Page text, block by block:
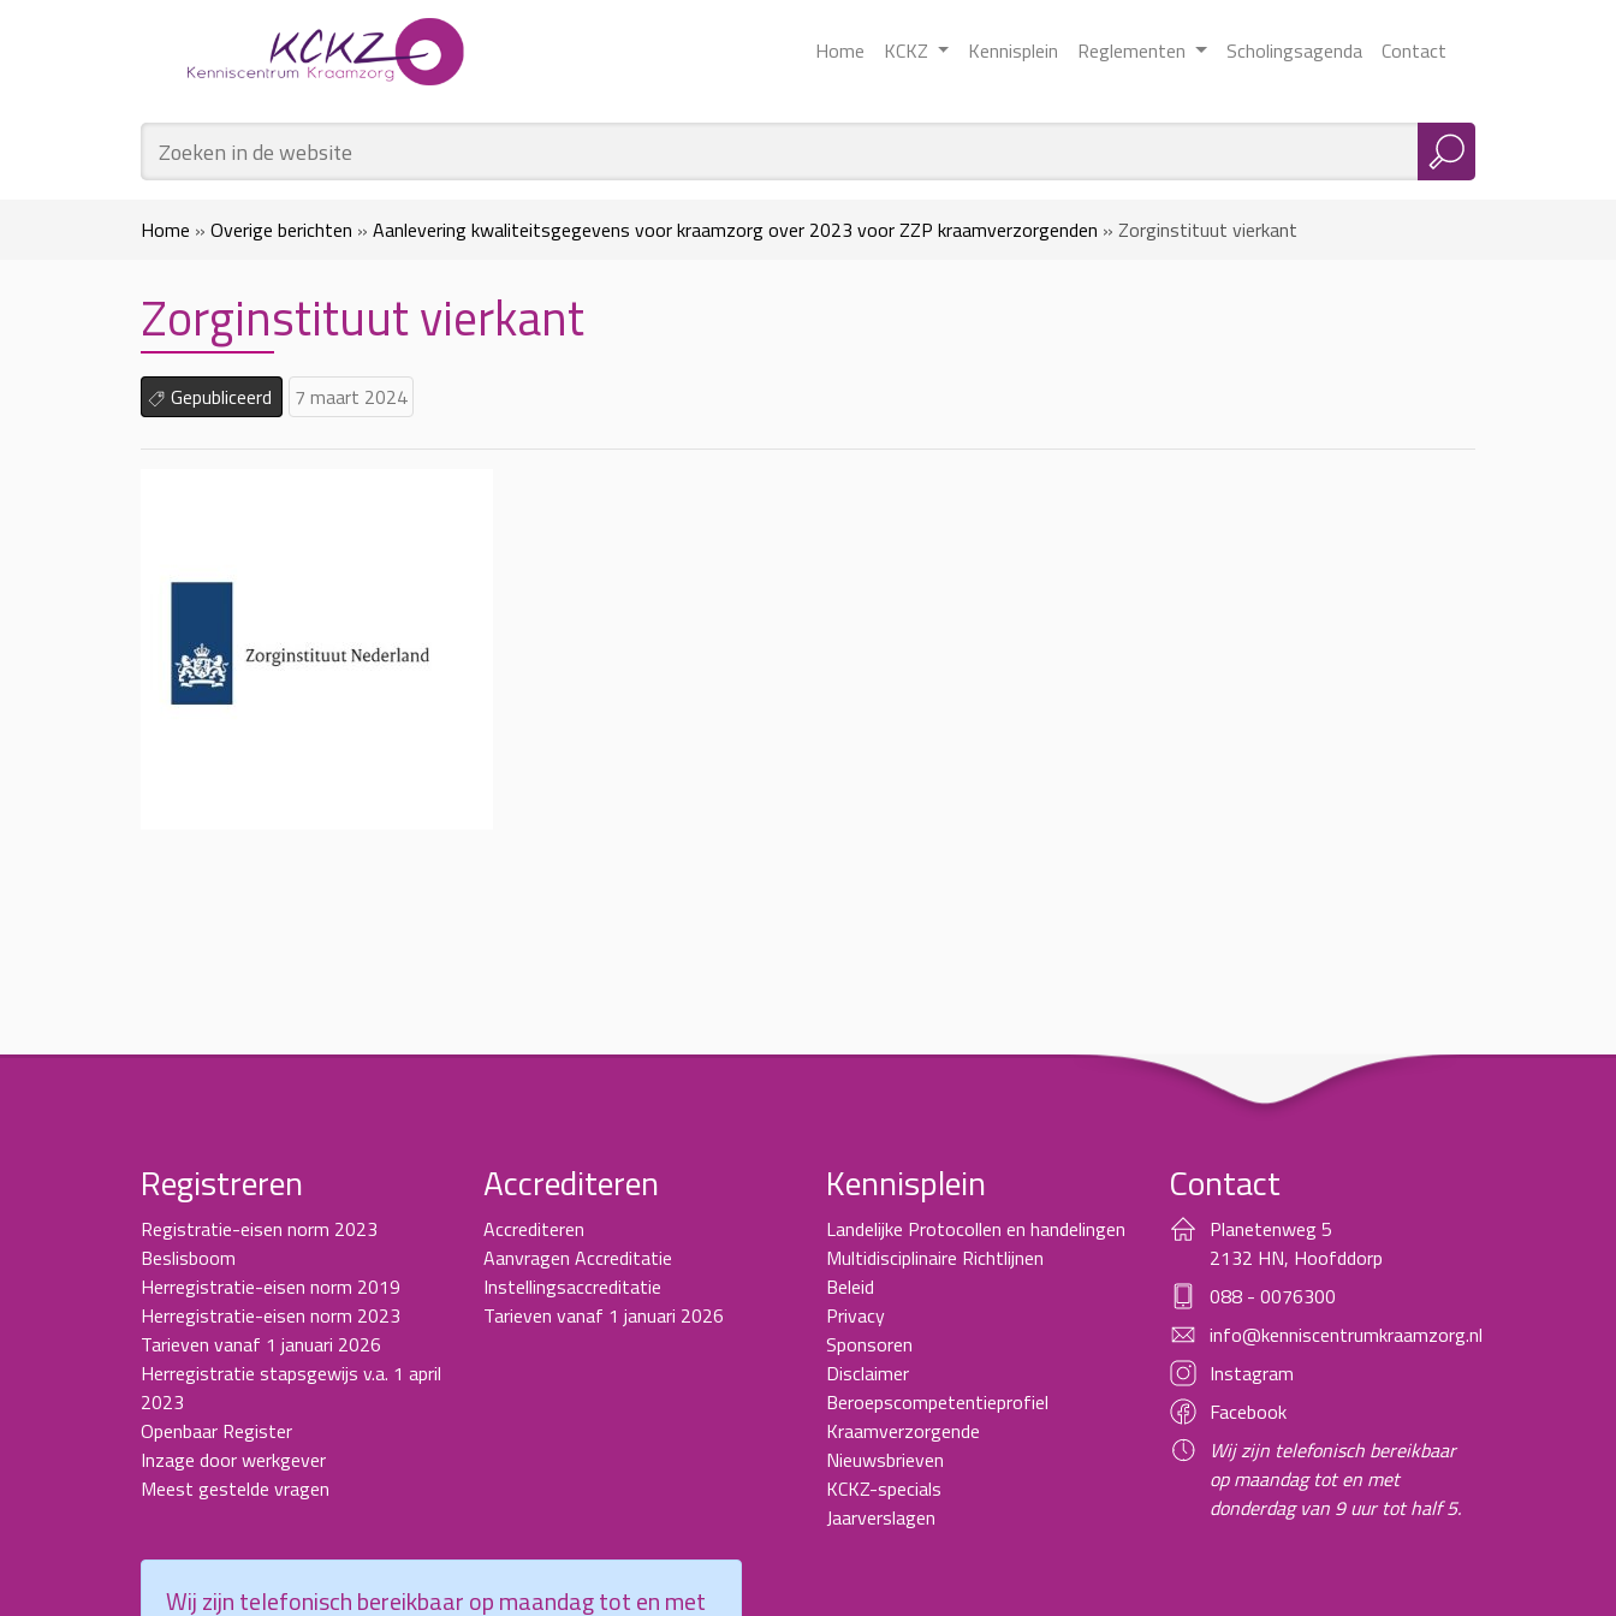
Home KCKZ Kennisplein Reglementen Scholingsagenda Contact
Home » Overige berichten » Aanlevering kwaliteitsgegevens voor kraamzorg over 2023 voor ZZP kraamverzorgenden » Zorginstituut vierkant
Zorginstituut vierkant
Gepubliceerd 7 maart 2024
Registreren
Registratie-eisen norm 2023
Beslisboom
Herregistratie-eisen norm 2019
Herregistratie-eisen norm 2023
Tarieven vanaf 1 januari 2026
Herregistratie stapsgewijs v.a. 1 april
2023
Openbaar Register
Inzage door werkgever
Meest gestelde vragen
Accrediteren
Accrediteren
Aanvragen Accreditatie
Instellingsaccreditatie
Tarieven vanaf 1 januari 2026
Kennisplein
Landelijke Protocollen en handelingen
Multidisciplinaire Richtlijnen
Beleid
Privacy
Sponsoren
Disclaimer
Beroepscompetentieprofiel
Kraamverzorgende
Nieuwsbrieven
KCKZ-specials
Jaarverslagen
Contact
Planetenweg 5
2132 HN, Hoofddorp
088 - 0076300
info@kenniscentrumkraamzorg.nl
Instagram
Facebook
Wij zijn telefonisch bereikbaar
op maandag tot en met
donderdag van 9 uur tot half 5.
Wij zijn telefonisch bereikbaar op maandag tot en met